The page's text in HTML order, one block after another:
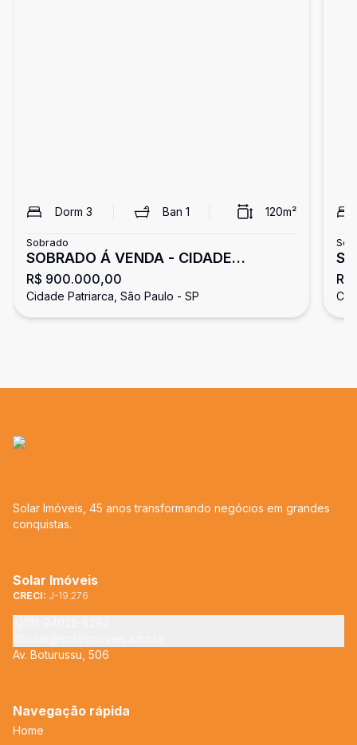
Dorm 3 Ban 1 120m²
Sobrado
SOBRADO Á VENDA - CIDADE
PATRIARCA
R$ 900.000,00
Cidade Patriarca, São Paulo - SP
Solar Imóveis, 45 anos transformando negócios em grandes
conquistas.
Solar Imóveis
CRECI: J-19.276
Av. Boturussu, 506
Navegação rápida
Home